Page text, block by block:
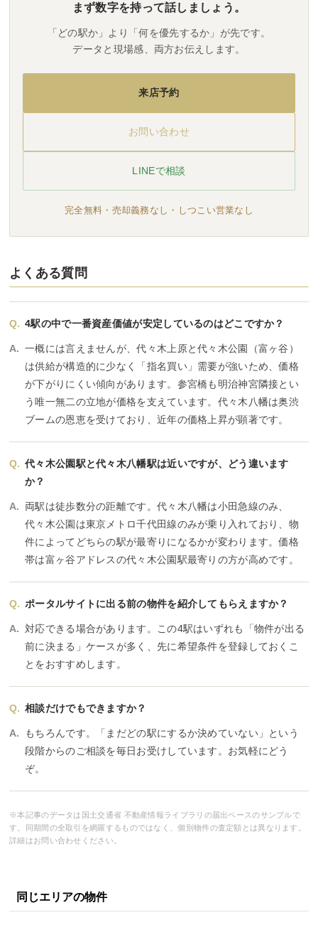
まず数字を持って話しましょう。
「どの駅か」より「何を優先するか」が先です。
データと現場感、両方お伝えします。
来店予約
お問い合わせ
LINEで相談
完全無料・売却義務なし・しつこい営業なし
よくある質問
4駅の中で一番資産価値が安定しているのはどこですか？
一概には言えませんが、代々木上原と代々木公園（富ヶ谷）
は供給が構造的に少なく「指名買い」需要が強いため、価格
が下がりにくい傾向があります。参宮橋も明治神宮隣接とい
う唯一無二の立地が価格を支えています。代々木八幡は奥渋
ブームの恩恵を受けており、近年の価格上昇が顕著です。
代々木公園駅と代々木八幡駅は近いですが、どう違います
か？
両駅は徒歩数分の距離です。代々木八幡は小田急線のみ、
代々木公園は東京メトロ千代田線のみが乗り入れており、物
件によってどちらの駅が最寄りになるかが変わります。価格
帯は富ヶ谷アドレスの代々木公園駅最寄りの方が高めです。
ポータルサイトに出る前の物件を紹介してもらえますか？
対応できる場合があります。この4駅はいずれも「物件が出る
前に決まる」ケースが多く、先に希望条件を登録しておくこ
とをおすすめします。
相談だけでもできますか？
もちろんです。「まだどの駅にするか決めていない」という
段階からのご相談を毎日お受けしています。お気軽にどう
ぞ。
※本記事のデータは国土交通省 不動産情報ライブラリの届出ベースのサンプルで
す。同期間の全取引を網羅するものではなく、個別物件の査定額とは異なります。
詳細はお問い合わせください。
同じエリアの物件